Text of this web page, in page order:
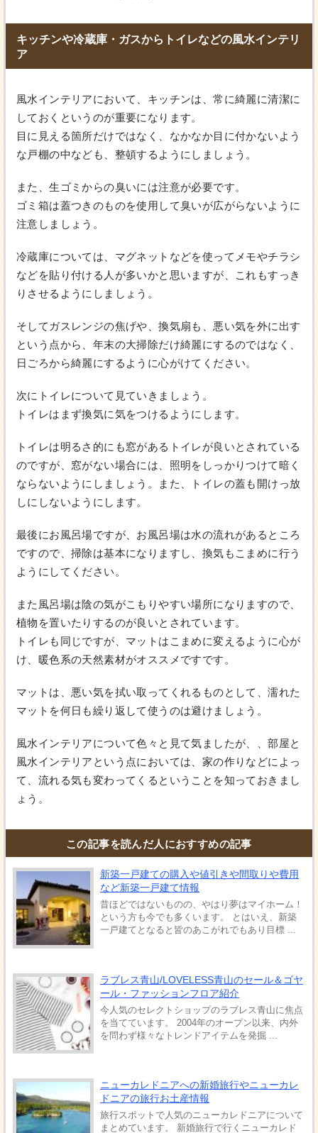
キッチンや冷蔵庫・ガスからトイレなどの風水インテリ
ア
風水インテリアにおいて、キッチンは、常に綺麗に清潔に
しておくというのが重要になります。
目に見える箇所だけではなく、なかなか目に付かないよう
な戸棚の中なども、整頓するようにしましょう。
また、生ゴミからの臭いには注意が必要です。
ゴミ箱は蓋つきのものを使用して臭いが広がらないように
注意しましょう。
冷蔵庫については、マグネットなどを使ってメモやチラシ
などを貼り付ける人が多いかと思いますが、これもすっき
りさせるようにしましょう。
そしてガスレンジの焦げや、換気扇も、悪い気を外に出す
という点から、年末の大掃除だけ綺麗にするのではなく、
日ごろから綺麗にするように心がけてください。
次にトイレについて見ていきましょう。
トイレはまず換気に気をつけるようにします。
トイレは明るさ的にも窓があるトイレが良いとされている
のですが、窓がない場合には、照明をしっかりつけて暗く
ならないようにしましょう。また、トイレの蓋も開けっ放
しにしないようにします。
最後にお風呂場ですが、お風呂場は水の流れがあるところ
ですので、掃除は基本になりますし、換気もこまめに行う
ようにしてください。
また風呂場は陰の気がこもりやすい場所になりますので、
植物を置いたりするのが良いとされています。
トイレも同じですが、マットはこまめに変えるように心が
け、暖色系の天然素材がオススメですです。
マットは、悪い気を拭い取ってくれるものとして、濡れた
マットを何日も繰り返して使うのは避けましょう。
風水インテリアについて色々と見て気ましたが、、部屋と
風水インテリアという点においては、家の作りなどによっ
て、流れる気も変わってくるということを知っておきまし
ょう。
この記事を読んだ人におすすめの記事
新築一戸建ての購入や値引きや間取りや費用
など新築一戸建て情報
昔ほどではないものの、やはり夢はマイホーム！
という方も今でも多くいます。 とはいえ、新築
一戸建てとなると皆のあこがれでもあり目標 ...
ラブレス青山/LOVELESS青山のセール＆ゴヤ
ール・ファッションフロア紹介
今人気のセレクトショップのラブレス青山に焦点
を当てています。 2004年のオープン以来、内外
を問わず様々なトレンドアイテムを発掘 ...
ニューカレドニアへの新婚旅行やニューカレ
ドニアの旅行お土産情報
旅行スポットで人気のニューカレドニアについて
まとめています。 新婚旅行で行くニューカレド